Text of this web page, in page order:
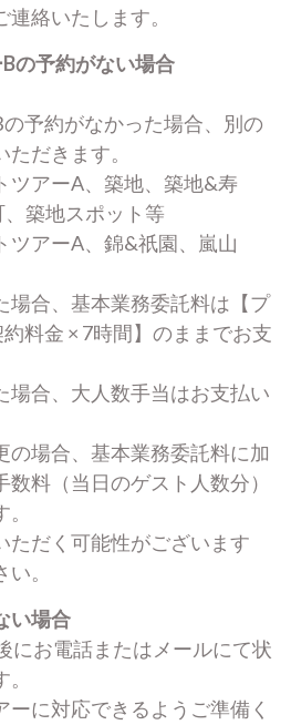
絡いたします。
の予約がない場合
予約がなかった場合、別の
だきます。
アーA、築地、築地&寿
、築地スポット等
アーA、錦&祇園、嵐山
合、基本業務委託料は【プ
料金 × 7時間】のままでお支
合、大人数手当はお支払い
場合、基本業務委託料に加
料（当日のゲスト人数分）
だく可能性がございます
。
い場合
にお電話またはメールにて状
に対応できるようご準備く